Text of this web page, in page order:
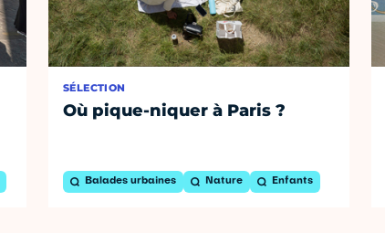
SÉLECTION
Où pique-niquer à Paris ?
Balades urbaines Nature Enfants